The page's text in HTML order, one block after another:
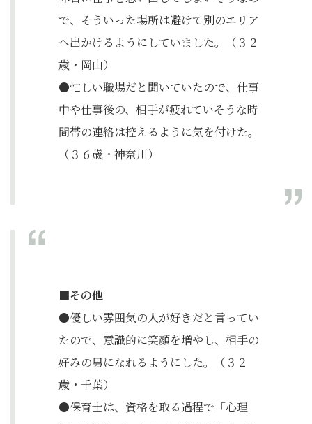
で、そういった場所は避けて別のエリア
へ出かけるようにしていました。（３２
歳・岡山）
●忙しい職場だと聞いていたので、仕事
中や仕事後の、相手が疲れていそうな時
間帯の連絡は控えるように気を付けた。
（３６歳・神奈川）
■その他
●優しい雰囲気の人が好きだと言ってい
たので、意識的に笑顔を増やし、相手の
好みの男になれるようにした。（３２
歳・千葉）
●保育士は、資格を取る過程で「心理